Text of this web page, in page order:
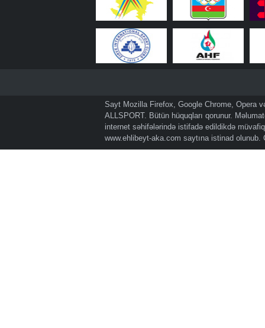
Sayt Mozilla Firefox, Google Chrome, Opera
ALLSPORT. Bütün hüquqları qorunur.
internet səhifələrində istifadə edildikdə
www.ehlibeyt-aka.com saytına istinad olunub.